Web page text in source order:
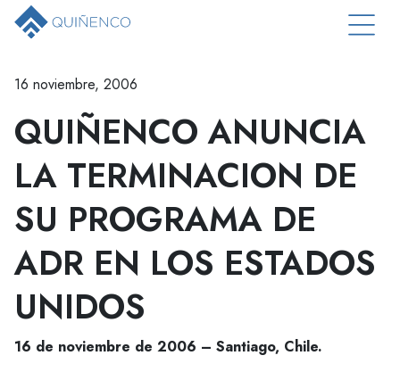
16 noviembre, 2006
QUIÑENCO ANUNCIA
LA TERMINACION DE
SU PROGRAMA DE
ADR EN LOS ESTADOS
UNIDOS
16 de noviembre de 2006 – Santiago, Chile.